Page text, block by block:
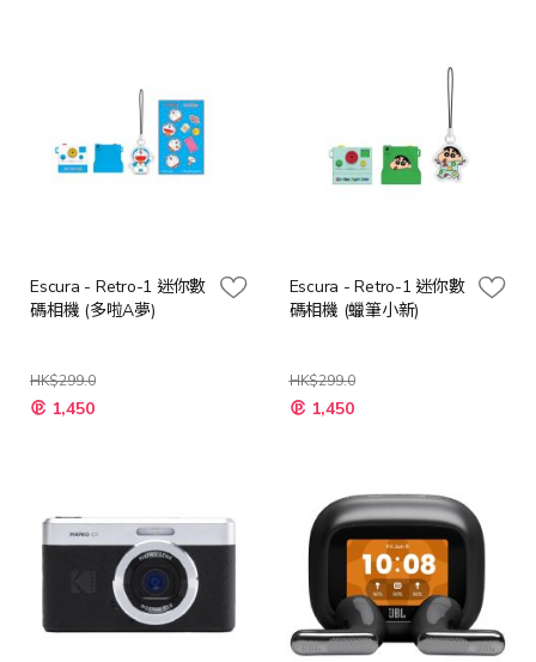
Escura - Retro-1 迷你數
碼相機 (多啦A夢)
HK$299.0
特
殊 1,450
Escura - Retro-1 迷你數
碼相機 (蠟筆小新)
HK$299.0
特
殊 1,450